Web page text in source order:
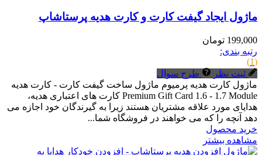
ماژول ایجاد گیفت کارت و کارت هدیه پرستاشاپ
199,000 تومان
رتبه بندی:
(1)
ثبت نظر
طرح سوال
ماژول کارت هدیه پرمیوم ماژول ساخت گیفت کارت - کارت هدیه
Premium Gift Card 1.6 - 1.7 Module کارت های اعتباری هدیه،
هدایای مورد علاقه مشتریان هستند زیرا به گیرندگان خود اجازه می
دهد آنچه را که می خواهند در فروشگاه شما...
خرید محصول
مشاهده بیشتر